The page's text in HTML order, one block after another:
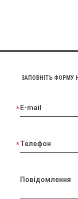
ЗАПОВНІТЬ
E-mail
Телефон
Повідомлення